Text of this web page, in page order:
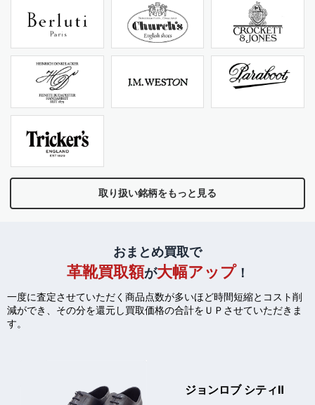
取り扱い銘柄をもっと見る
おまとめ買取で
革靴買取額が大幅アップ！
一度に査定させていただく商品点数が多いほど時間短縮とコスト削
減ができ、 その分を還元し買取価格の合計をＵＰさせていただきま
す。
ジョンロブ シティⅡ